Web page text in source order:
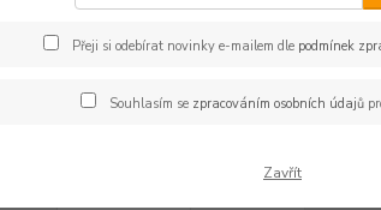
Kč Od
Novinka Akce
Přeji si odebírat novinky e-mailem dle podmínek
Souhlasím se zpracováním osobních údajů
Zavřít